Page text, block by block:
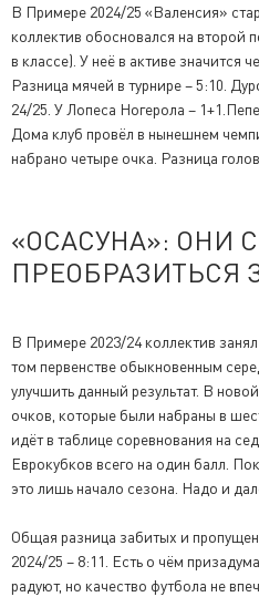
В Примере 2024/25 «Валенсия»
коллектив обосновался на второй
в классе). У неё в активе значится
Разница мячей в турнире – 5:10.
24/25. У Лопеса Ногерола –
Дома клуб провёл в нынешнем
набрано четыре очка. Разница
«ОСАСУНА»: ОНИ
ПРЕОБРАЗИТЬСЯ
В Примере 2023/24 коллектив
том первенстве обыкновенным
улучшить данный результат. В
очков, которые были набраны в
идёт в таблице соревнования на
Еврокубков всего на один балл.
это лишь начало сезона. Надо и
Общая разница забитых и
2024/25 – 8:11. Есть о чём
радуют, но качество футбола не